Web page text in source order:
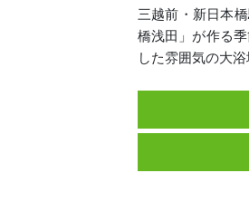
三越前・新日本
橋浅田」が作る
した雰囲気の大浴